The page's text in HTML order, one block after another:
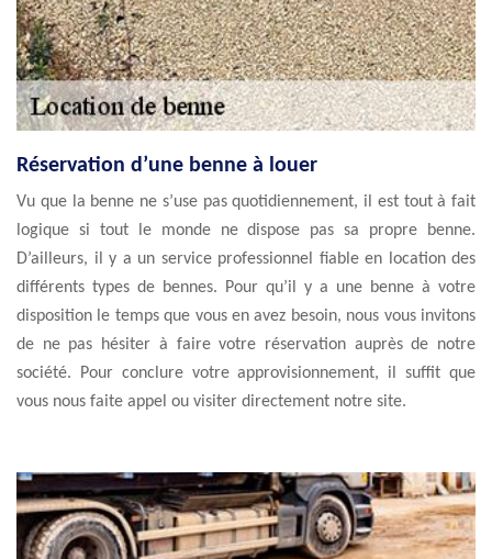
Réservation d’une benne à louer
Vu que la benne ne s’use pas quotidiennement, il est tout à fait
logique si tout le monde ne dispose pas sa propre benne.
D’ailleurs, il y a un service professionnel fiable en location des
différents types de bennes. Pour qu’il y a une benne à votre
disposition le temps que vous en avez besoin, nous vous invitons
de ne pas hésiter à faire votre réservation auprès de notre
société. Pour conclure votre approvisionnement, il suffit que
vous nous faite appel ou visiter directement notre site.